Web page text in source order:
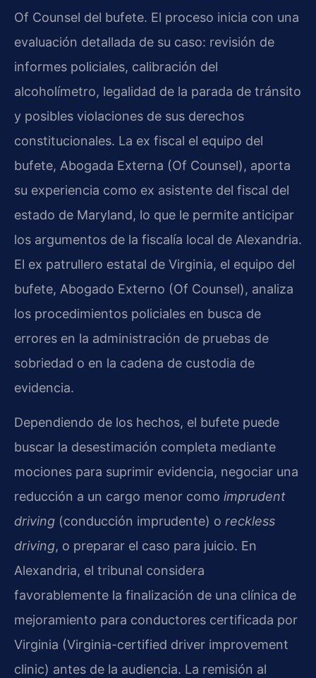
Of Counsel del bufete. El proceso inicia con una
evaluación detallada de su caso: revisión de
informes policiales, calibración del
alcoholímetro, legalidad de la parada de tránsito
y posibles violaciones de sus derechos
constitucionales. La ex fiscal el equipo del
bufete, Abogada Externa (Of Counsel), aporta
su experiencia como ex asistente del fiscal del
estado de Maryland, lo que le permite anticipar
los argumentos de la fiscalía local de Alexandria.
El ex patrullero estatal de Virginia, el equipo del
bufete, Abogado Externo (Of Counsel), analiza
los procedimientos policiales en busca de
errores en la administración de pruebas de
sobriedad o en la cadena de custodia de
evidencia.
Dependiendo de los hechos, el bufete puede
buscar la desestimación completa mediante
mociones para suprimir evidencia, negociar una
reducción a un cargo menor como imprudent
driving (conducción imprudente) o reckless
driving, o preparar el caso para juicio. En
Alexandria, el tribunal considera
favorablemente la finalización de una clínica de
mejoramiento para conductores certificada por
Virginia (Virginia-certified driver improvement
clinic) antes de la audiencia. La remisión al